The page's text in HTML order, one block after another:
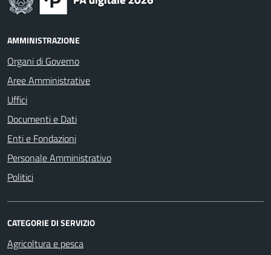
AMMINISTRAZIONE
Organi di Governo
Aree Amministrative
Uffici
Documenti e Dati
Enti e Fondazioni
Personale Amministrativo
Politici
CATEGORIE DI SERVIZIO
Agricoltura e pesca